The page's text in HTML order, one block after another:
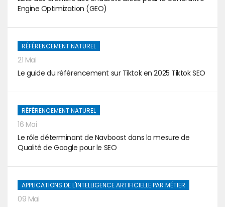
Engine Optimization (GEO)
RÉFÉRENCEMENT NATUREL
21 Mai
Le guide du référencement sur Tiktok en 2025 Tiktok SEO
RÉFÉRENCEMENT NATUREL
16 Mai
Le rôle déterminant de Navboost dans la mesure de
Qualité de Google pour le SEO
APPLICATIONS DE L'INTELLIGENCE ARTIFICIELLE PAR MÉTIER
09 Mai